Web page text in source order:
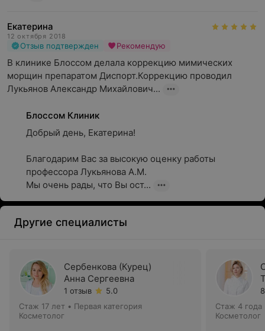
Екатерина
12 октября 2018
Отзыв подтвержден Рекомендую
В клинике Блоссом делала коррекцию мимических
морщин препаратом Диспорт.Коррекцию проводил
Лукьянов Александр Михайлович...
Блоссом Клиник
Добрый день, Екатерина!
Благодарим Вас за высокую оценку работы
профессора Лукьянова А.М.
Мы очень рады, что Вы ост...
Другие специалисты
Сербенкова (Курец)
Анна Сергеевна
1 отзыв
5.0
Стаж 17 лет • Первая категория
Косметолог
Стаж 4 года
Косметолог